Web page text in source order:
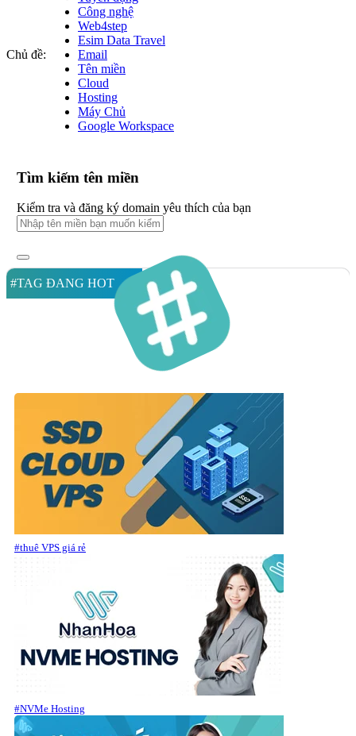
Chủ đề:
Công nghệ
Web4step
Esim Data Travel
Email
Tên miền
Cloud
Hosting
Máy Chủ
Google Workspace
Tìm kiếm tên miền
Kiểm tra và đăng ký domain yêu thích của bạn
#TAG ĐANG HOT
#thuê VPS giá rẻ
#NVMe Hosting